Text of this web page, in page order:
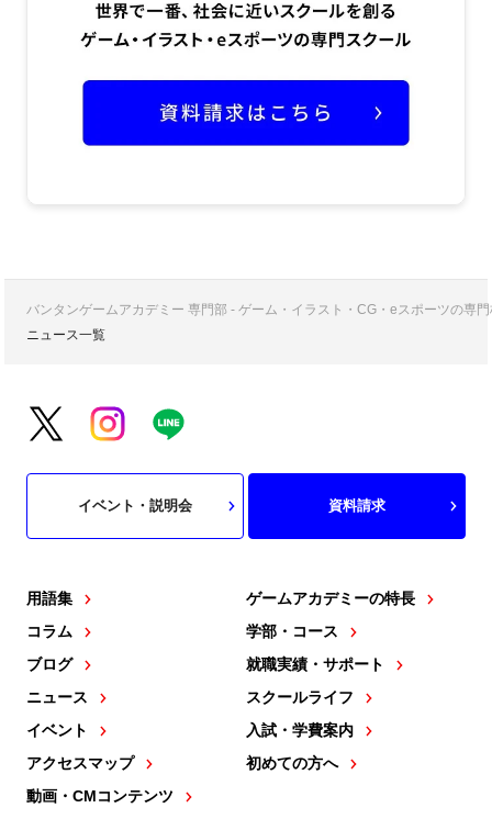
バンタンゲームアカデミー 専門部 - ゲーム・イラスト・CG・eスポーツの専
ニュース一覧
用語集
コラム
ブログ
ニュース
イベント
アクセスマップ
動画・CMコンテンツ
ゲームアカデミーの特長
学部・コース
就職実績・サポート
スクールライフ
入試・学費案内
初めての方へ
イベント・説明会 資料請求